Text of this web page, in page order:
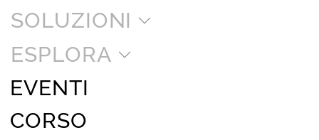
SOLUZIONI
ESPLORA
EVENTI
CORSO